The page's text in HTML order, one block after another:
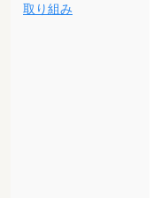
取り組み